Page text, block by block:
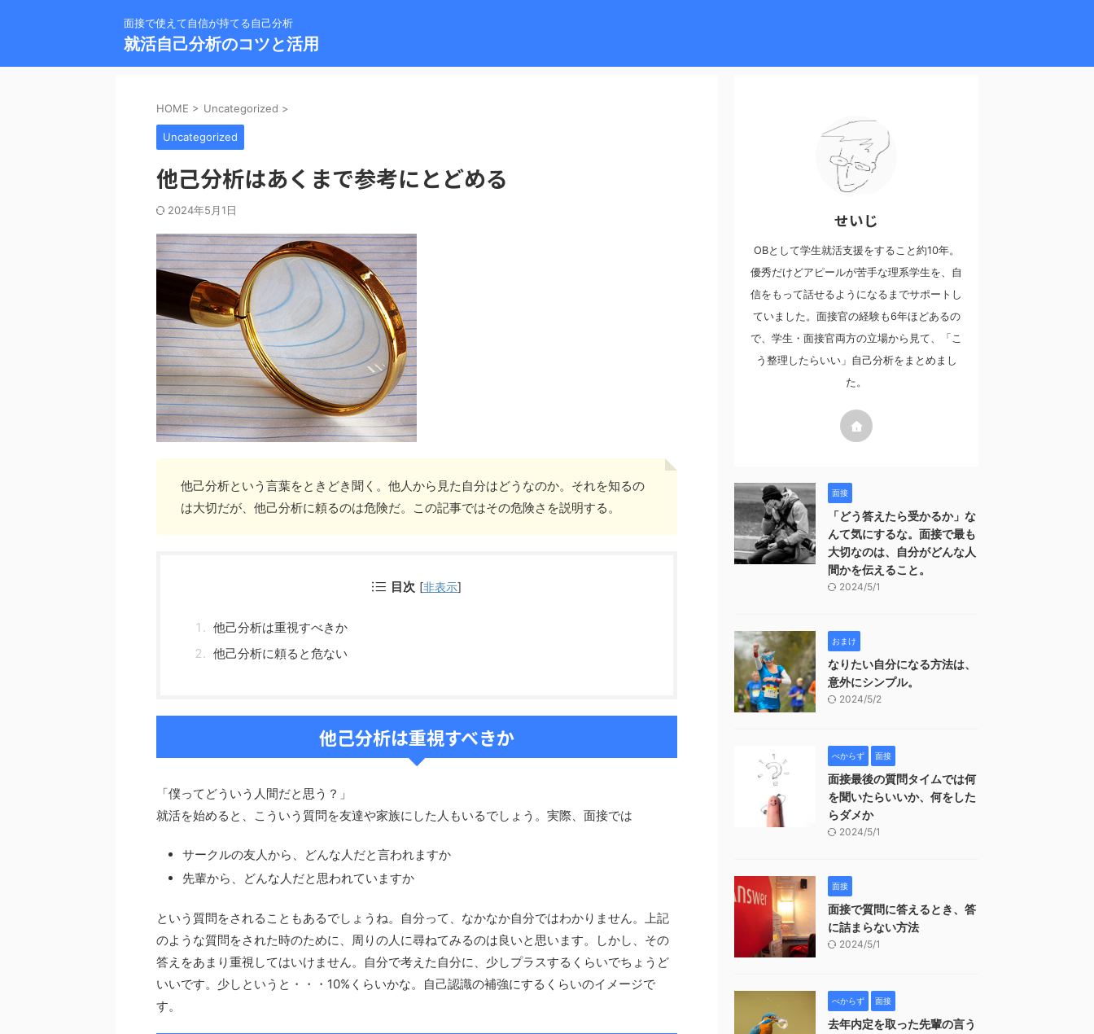
面接で使えて自信が持てる自己分析
就活自己分析のコツと活用
HOME > Uncategorized >
Uncategorized
他己分析はあくまで参考にとどめる
2024年5月1日
他己分析という言葉をときどき聞く。他人から見た自分はどうなのか。それを知るの
は大切だが、他己分析に頼るのは危険だ。この記事ではその危険さを説明する。
目次 [非表示]
他己分析は重視すべきか
他己分析に頼ると危ない
他己分析は重視すべきか
「僕ってどういう人間だと思う？」
就活を始めると、こういう質問を友達や家族にした人もいるでしょう。実際、面接では
サークルの友人から、どんな人だと言われますか
先輩から、どんな人だと思われていますか
という質問をされることもあるでしょうね。自分って、なかなか自分ではわかりません。上記
のような質問をされた時のために、周りの人に尋ねてみるのは良いと思います。しかし、その
答えをあまり重視してはいけません。自分で考えた自分に、少しプラスするくらいでちょうど
いいです。少しというと・・・10%くらいかな。自己認識の補強にするくらいのイメージで
す。
せいじ
OBとして学生就活支援をすること約10年。
優秀だけどアピールが苦手な理系学生を、自
信をもって話せるようになるまでサポートし
ていました。面接官の経験も6年ほどあるの
で、学生・面接官両方の立場から見て、「こ
う整理したらいい」自己分析をまとめまし
た。
面接
「どう答えたら受かるか」な
んて気にするな。面接で最も
大切なのは、自分がどんな人
間かを伝えること。
2024/5/1
おまけ
なりたい自分になる方法は、
意外にシンプル。
2024/5/2
べからず 面接
面接最後の質問タイムでは何
を聞いたらいいか、何をした
らダメか
2024/5/1
面接
面接で質問に答えるとき、答
に詰まらない方法
2024/5/1
べからず 面接
去年内定を取った先輩の言う